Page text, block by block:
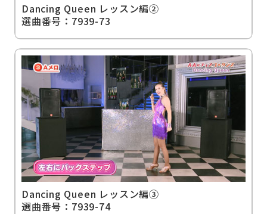
Dancing Queen レッスン編②
選曲番号：7939-73
Dancing Queen レッスン編③
選曲番号：7939-74